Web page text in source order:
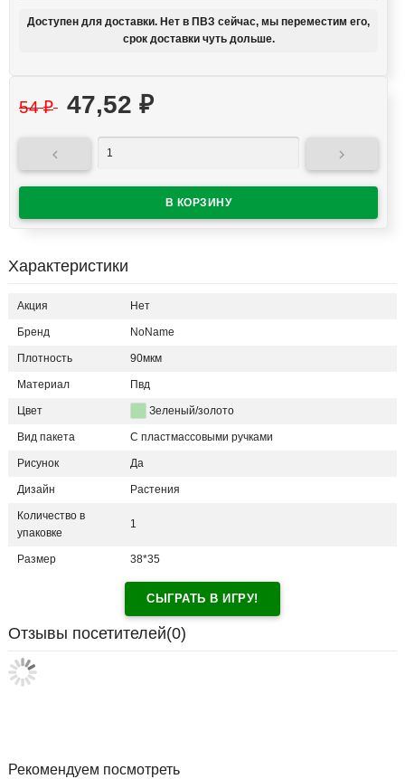
Доступен для доставки. Нет в ПВЗ сейчас, мы переместим его,
срок доставки чуть дольше.
54₽ 47,52 ₽
 
Характеристики
Акция Нет
Бренд NoName
Плотность 90мкм
Материал Пвд
Цвет Зеленый/золото
Вид пакета С пластмассовыми ручками
Рисунок Да
Дизайн Растения
Количество в
упаковке
1
Размер 38*35
СЫГРАТЬ В ИГРУ!
Отзывы посетителей(0)
Рекомендуем посмотреть